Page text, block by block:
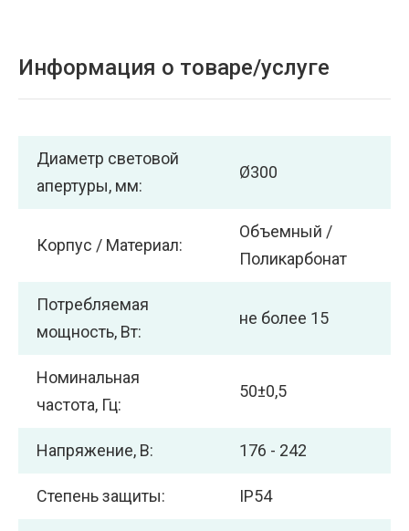
Информация о товаре/услуге
Диаметр световой
апертуры, мм:
Ø300
Корпус / Материал:
Объемный /
Поликарбонат
Потребляемая
мощность, Вт:
не более 15
Номинальная
частота, Гц:
50±0,5
Напряжение, В: 176 - 242
Степень защиты: IP54